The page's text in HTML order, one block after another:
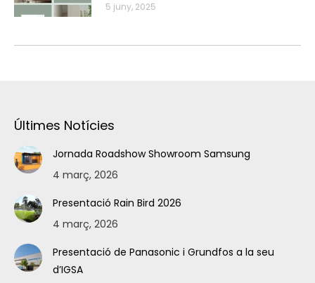
5 juny, 2025
Últimes Notícies
Jornada Roadshow Showroom Samsung
4 març, 2026
Presentació Rain Bird 2026
4 març, 2026
Presentació de Panasonic i Grundfos a la seu
d’IGSA